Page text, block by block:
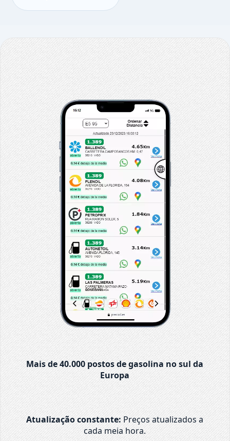
Mais de 40.000 postos de gasolina no sul da
Europa
Atualização constante: Preços atualizados a
cada meia hora.